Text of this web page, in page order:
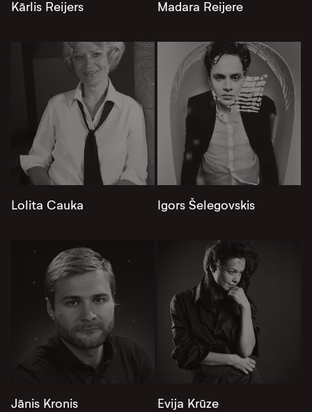
Kārlis Reijers Madara Reijere
Lolita Cauka Igors Šelegovskis
Jānis Kronis Evija Krūze